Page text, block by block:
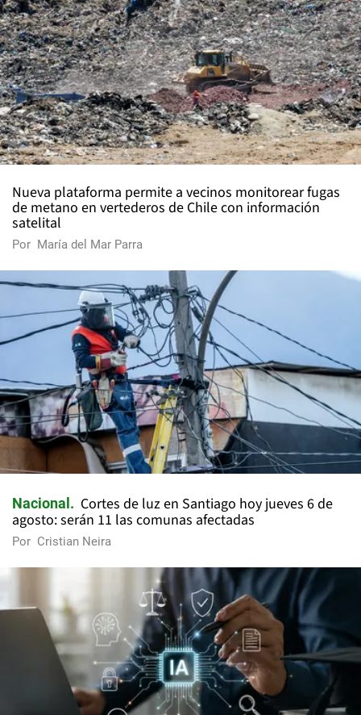
Nueva plataforma permite a vecinos monitorear fugas
de metano en vertederos de Chile con información
satelital
Por María del Mar Parra
Nacional
Cortes de luz en Santiago hoy jueves 6 de
agosto: serán 11 las comunas afectadas
Por Cristian Neira